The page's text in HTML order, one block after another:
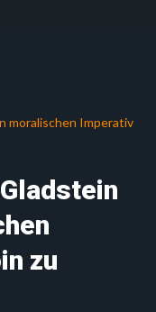
moralischen Imperativ
zu